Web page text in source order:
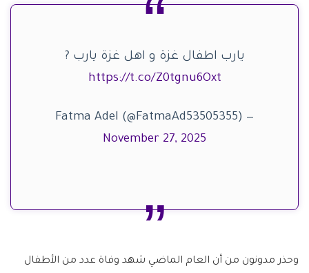
يارب اطفال غزة و اهل غزة يارب ?
https://t.co/Z0tgnu6Oxt
— Fatma Adel (@FatmaAd53505355)
November 27, 2025
وحذر مدونون من أن العام الماضي شهد وفاة عدد من الأطفال